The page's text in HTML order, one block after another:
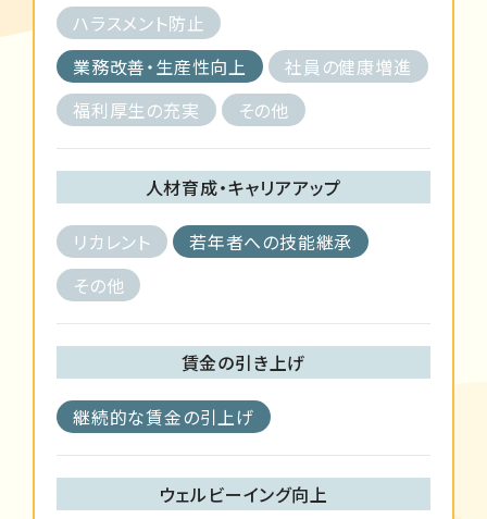
ハラスメント防止
業務改善・生産性向上
社員の健康増進
福利厚生の充実
その他
人材育成・キャリアアップ
リカレント
若年者への技能継承
その他
賃金の引き上げ
継続的な賃金の引上げ
ウェルビーイング向上